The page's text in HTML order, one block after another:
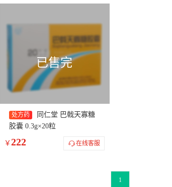
金博瑞
静谷安 欧欣妥
已售完
处方药
同仁堂 巴戟天寡糖
胶囊 0.3g×20粒
￥ 222 在线客服
1